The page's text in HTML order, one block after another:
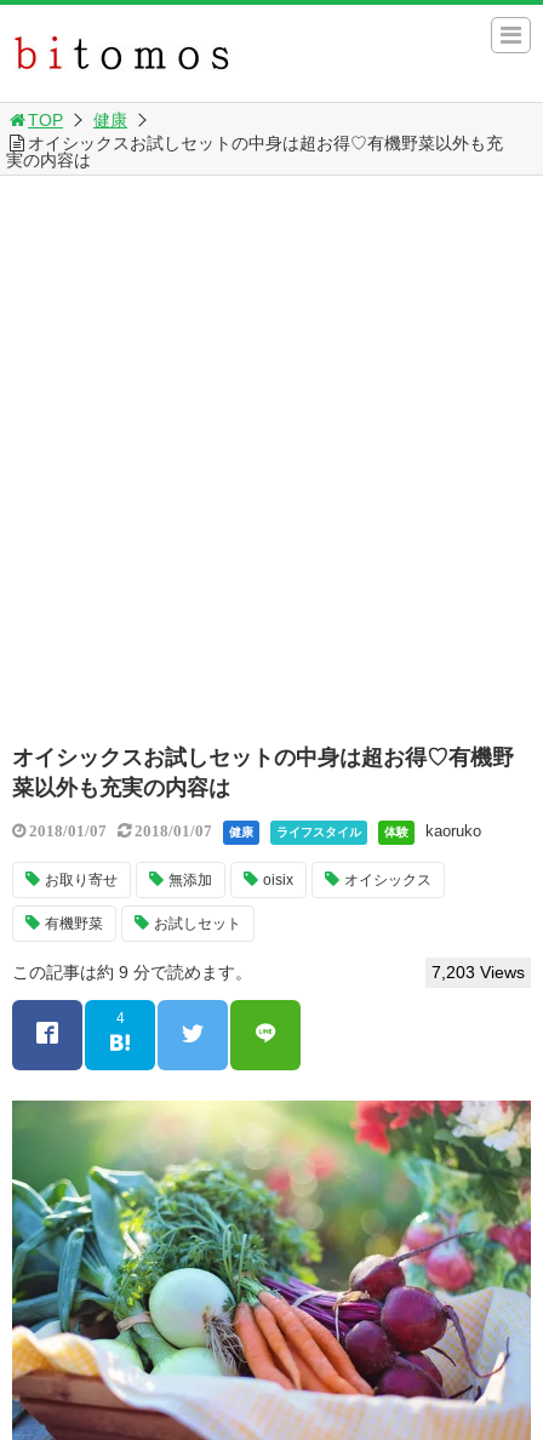
TOP
健康
オイシックスお試しセットの中身は超お得♡有機野菜以外も充
実の内容は
オイシックスお試しセットの中身は超お得♡有機野
菜以外も充実の内容は
2018/01/07 2018/01/07 健康 ライフスタイル 体験 kaoruko
お取り寄せ 無添加 oisix オイシックス
有機野菜 お試しセット
この記事は約 9 分で読めます。 7,203 Views
4